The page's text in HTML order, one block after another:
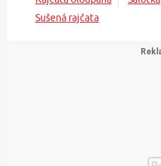
Sušená rajčata